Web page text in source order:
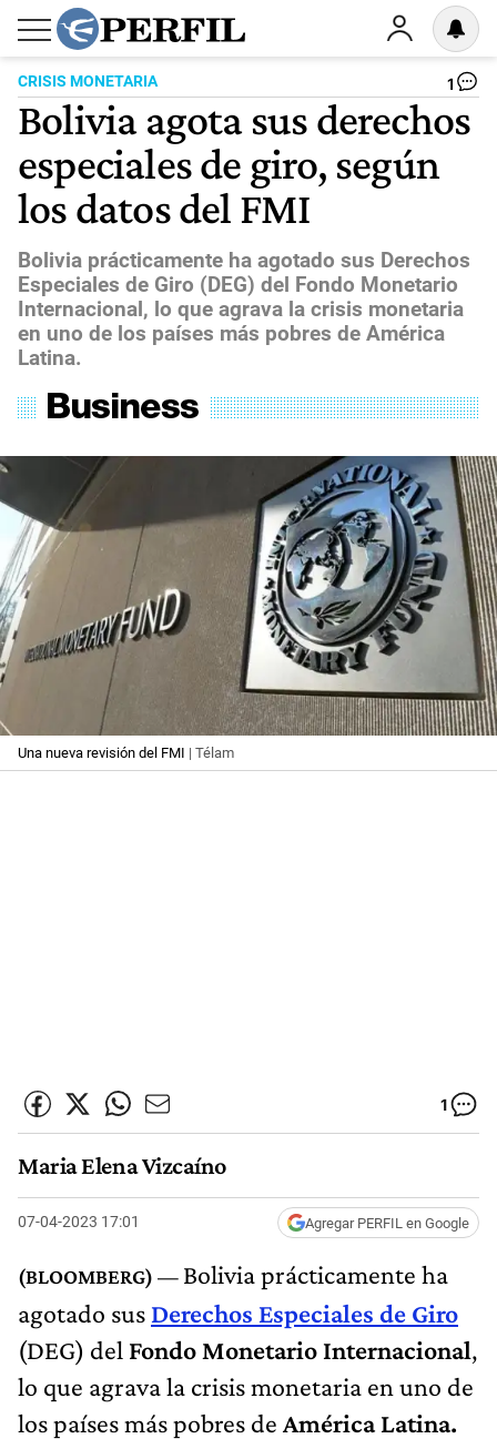
CRISIS MONETARIA 1
Bolivia agota sus derechos
especiales de giro, según
los datos del FMI
Bolivia prácticamente ha agotado sus Derechos
Especiales de Giro (DEG) del Fondo Monetario
Internacional, lo que agrava la crisis monetaria
en uno de los países más pobres de América
Latina.
Una nueva revisión del FMI | Télam
1
Maria Elena Vizcaíno
07-04-2023 17:01 Agregar PERFIL en Google
Bolivia prácticamente ha
agotado sus Derechos Especiales de Giro
(DEG) del Fondo Monetario Internacional,
lo que agrava la crisis monetaria en uno de
los países más pobres de América Latina.